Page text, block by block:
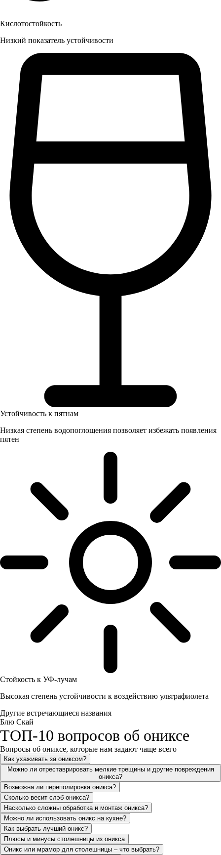
Кислотостойкость
Низкий показатель устойчивости
Устойчивость к пятнам
Низкая степень водопоглощения позволяет избежать появления
пятен
Стойкость к УФ-лучам
Высокая степень устойчивости к воздействию ультрафиолета
Другие встречающиеся названия
Блю Скай
ТОП-10 вопросов об ониксе
Вопросы об ониксе, которые нам задают чаще всего
Как ухаживать за ониксом?
Можно ли отреставрировать мелкие трещины и другие повреждения
оникса?
Возможна ли переполировка оникса?
Сколько весит слэб оникса?
Насколько сложны обработка и монтаж оникса?
Можно ли использовать оникс на кухне?
Как выбрать лучший оникс?
Плюсы и минусы столешницы из оникса
Оникс или мрамор для столешницы – что выбрать?